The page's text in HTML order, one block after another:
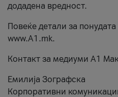
додадена вредност.
Повеќе детали за
www.А1.mk.
Контакт за медиуми А1
Емилија Зографска
Корпоративни